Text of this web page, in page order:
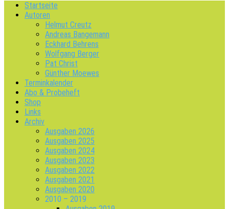
Startseite
Autoren
Helmut Creutz
Andreas Bangemann
Eckhard Behrens
Wolfgang Berger
Pat Christ
Günther Moewes
Terminkalender
Abo & Probeheft
Shop
Links
Archiv
Ausgaben 2026
Ausgaben 2025
Ausgaben 2024
Ausgaben 2023
Ausgaben 2022
Ausgaben 2021
Ausgaben 2020
2010 – 2019